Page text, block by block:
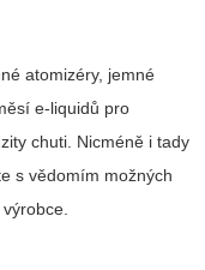
atomizéry, jemné
e-liquidů pro
chuti. Nicméně i tady
s vědomím možných